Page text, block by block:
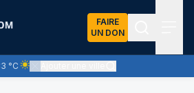
FAIRE
UN DON
°C
Ciel clair - quasiment pas de nuages et un